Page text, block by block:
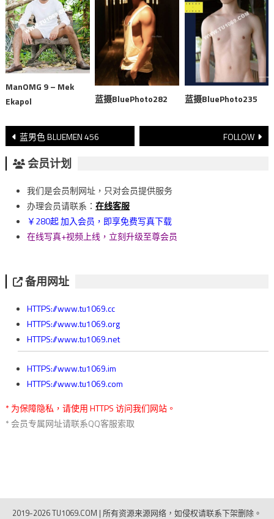
ManOMG 9 – Mek
Ekapol
蓝摄BluePhoto282 蓝摄BluePhoto235
文
章
導
覽
蓝男色 BLUEMEN 456 FOLLOW
会员计划
我们是会员制网址，只对会员提供服务
办理会员请联系： 在线客服
￥280起 加入会员，即享免费写真下载
在线写真+视频上线，立刻升级至尊会员
备用网址
HTTPS://www.tu1069.cc
HTTPS://www.tu1069.org
HTTPS://www.tu1069.net
HTTPS://www.tu1069.im
HTTPS://www.tu1069.com
* 为保障隐私，请使用 HTTPS 访问我们网站。
* 会员专属网址请联系QQ客服索取
2019-2026 TU1069.COM | 所有资源来源网络，如侵权请联系下架删除。